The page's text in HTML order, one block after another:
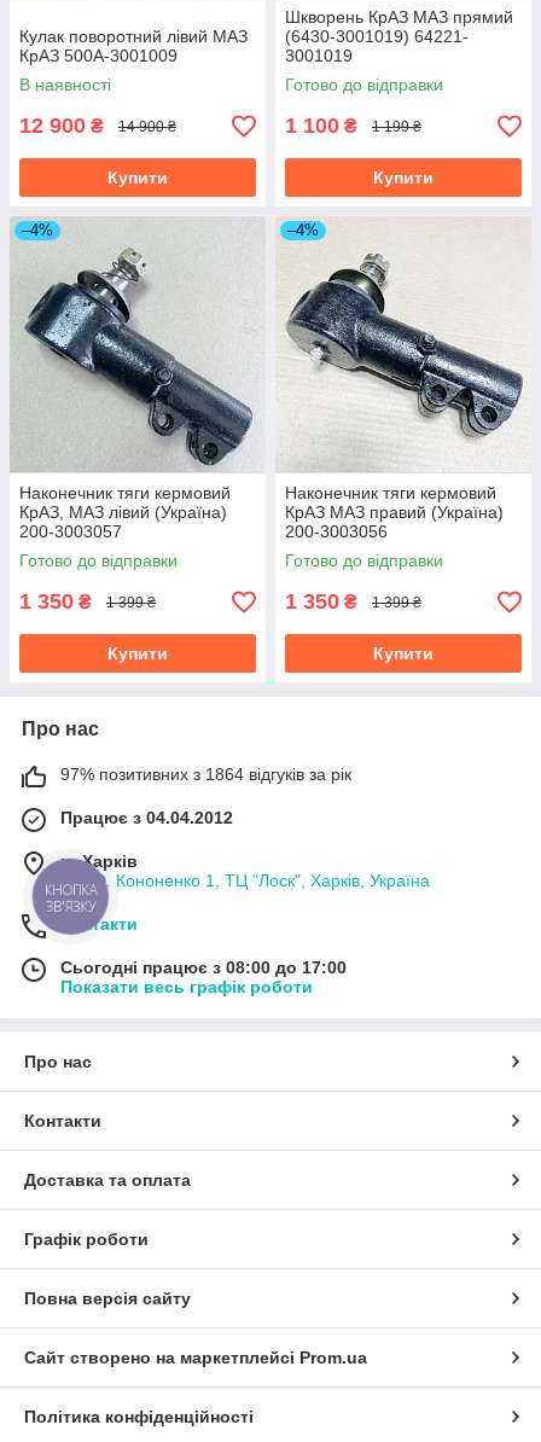
Кулак поворотний лівий МАЗ
КрАЗ 500А-3001009
В наявності
12 900 ₴ 14 900 ₴
Купити
Шкворень КрАЗ МАЗ прямий
(6430-3001019) 64221-
3001019
Готово до відправки
1 100 ₴ 1 199 ₴
Купити
–4%
Наконечник тяги кермовий
КрАЗ, МАЗ лівий (Україна)
200-3003057
Готово до відправки
1 350 ₴ 1 399 ₴
Купити
–4%
Наконечник тяги кермовий
КрАЗ МАЗ правий (Україна)
200-3003056
Готово до відправки
1 350 ₴ 1 399 ₴
Купити
Про нас
97% позитивних з 1864 відгуків за рік
Працює з 04.04.2012
м. Харків
пл. Ю. Кононенко 1, ТЦ "Лоск", Харків, Україна
Контакти
Сьогодні працює з 08:00 до 17:00
Показати весь графік роботи
Про нас
Контакти
Доставка та оплата
Графік роботи
Повна версія сайту
Сайт створено на маркетплейсі Prom.ua
Політика конфіденційності
КНОПКА
ЗВ'ЯЗКУ